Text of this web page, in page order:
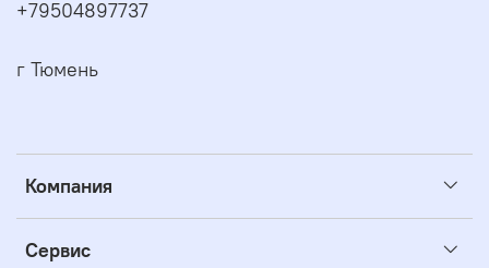
Компания
Сервис
+79504897737
г Тюмень